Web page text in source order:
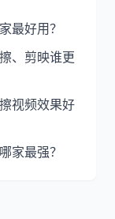
最好用？
、剪映谁更
视频效果好
家最强？